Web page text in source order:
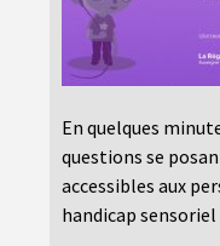
En quelques
questions se
accessibles aux
handicap sensoriel